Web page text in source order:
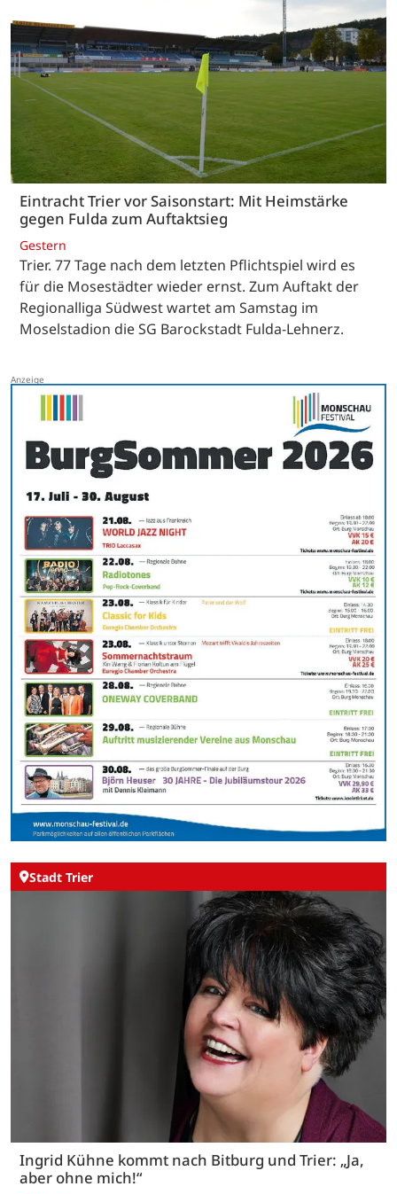
Eintracht Trier vor Saisonstart: Mit Heimstärke
gegen Fulda zum Auftaktsieg
Gestern
Trier. 77 Tage nach dem letzten Pflichtspiel wird es
für die Mosestädter wieder ernst. Zum Auftakt der
Regionalliga Südwest wartet am Samstag im
Moselstadion die SG Barockstadt Fulda-Lehnerz.
Stadt Trier
Ingrid Kühne kommt nach Bitburg und Trier: „Ja,
aber ohne mich!“